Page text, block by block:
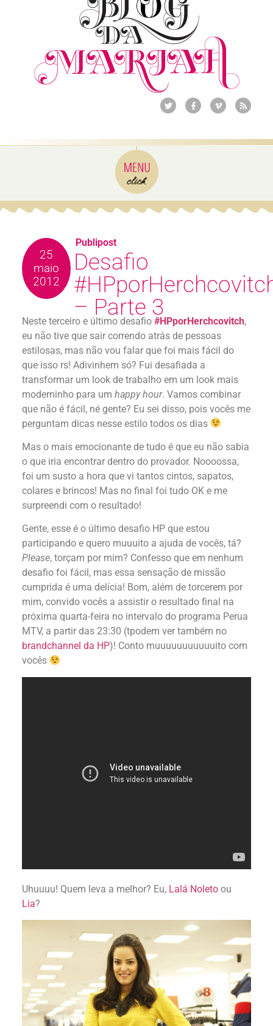
25
maio
2012
Desafio
– Parte 3
Neste terceiro e último desafio #HPporHerchcovitch,
eu não tive que sair correndo atrás de pessoas
estilosas, mas não vou falar que foi mais fácil do
que isso rs! Adivinhem só? Fui desafiada a
transformar um look de trabalho em um look mais
moderninho para um happy hour. Vamos combinar
que não é fácil, né gente? Eu sei disso, pois vocês me
perguntam dicas nesse estilo todos os dias
Mas o mais emocionante de tudo é que eu não sabia
o que iria encontrar dentro do provador. Noooossa,
foi um susto a hora que vi tantos cintos, sapatos,
colares e brincos! Mas no final foi tudo OK e me
surpreendi com o resultado!
Gente, esse é o último desafio HP que estou
participando e quero muuuito a ajuda de vocês, tá?
Please, torçam por mim? Confesso que em nenhum
desafio foi fácil, mas essa sensação de missão
cumprida é uma delícia! Bom, além de torcerem por
mim, convido vocês a assistir o resultado final na
próxima quarta-feira no intervalo do programa Perua
MTV, a partir das 23:30 (tpodem ver também no
brandchannel da HP)! Conto muuuuuuuuuuuito com
vocês
Uhuuuu! Quem leva a melhor? Eu, Lalá Noleto ou
Lia?
Publipost